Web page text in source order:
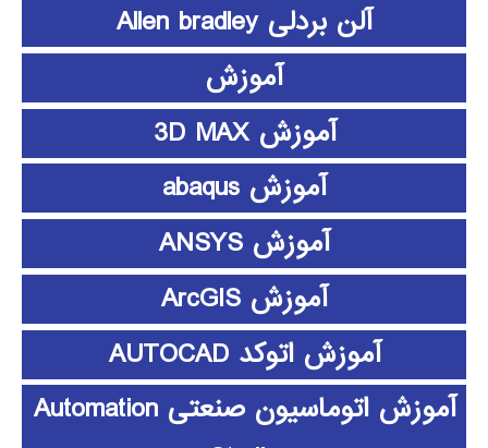
آلن بردلی Allen bradley
آموزش
آموزش 3D MAX
آموزش abaqus
آموزش ANSYS
آموزش ArcGIS
آموزش اتوکد AUTOCAD
آموزش اتوماسیون صنعتی Automation